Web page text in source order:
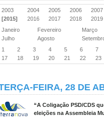
2003 2004 2005 2006
[2015]
2016 2017 2018
Janeiro
Fevereiro
Março
Julho
Agosto
1
2 3 4 5 6
7
17
18 19 20 21 22 23
FEIRA, 28 DE
“A Coligação PSD/CDS
eleições na Assembleia